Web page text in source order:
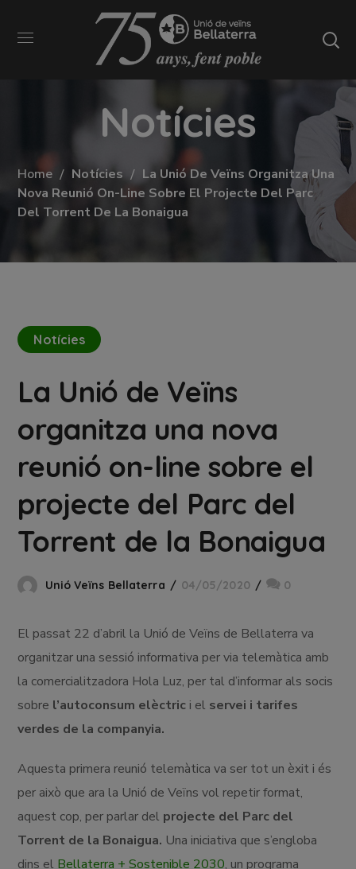
Notícies
Home Notícies
La Unió De Veïns Organitza Una
Nova Reunió On-Line Sobre El Projecte Del Parc
Del Torrent De La Bonaigua
Notícies
La Unió de Veïns
organitza una nova
reunió on-line sobre el
projecte del Parc del
Torrent de la Bonaigua
Unió Veïns Bellaterra 04/05/2020 0
El passat 22 d’abril la Unió de Veïns de Bellaterra va
organitzar una sessió informativa per via telemàtica amb
la comercialitzadora Hola Luz, per tal d’informar als socis
sobre l’autoconsum elèctric i el servei i tarifes
verdes de la companyia.
Aquesta primera reunió telemàtica va ser tot un èxit i és
per això que ara la Unió de Veïns vol repetir format,
aquest cop, per parlar del projecte del Parc del
Torrent de la Bonaigua. Una iniciativa que s’engloba
dins el Bellaterra + Sostenible 2030, un programa